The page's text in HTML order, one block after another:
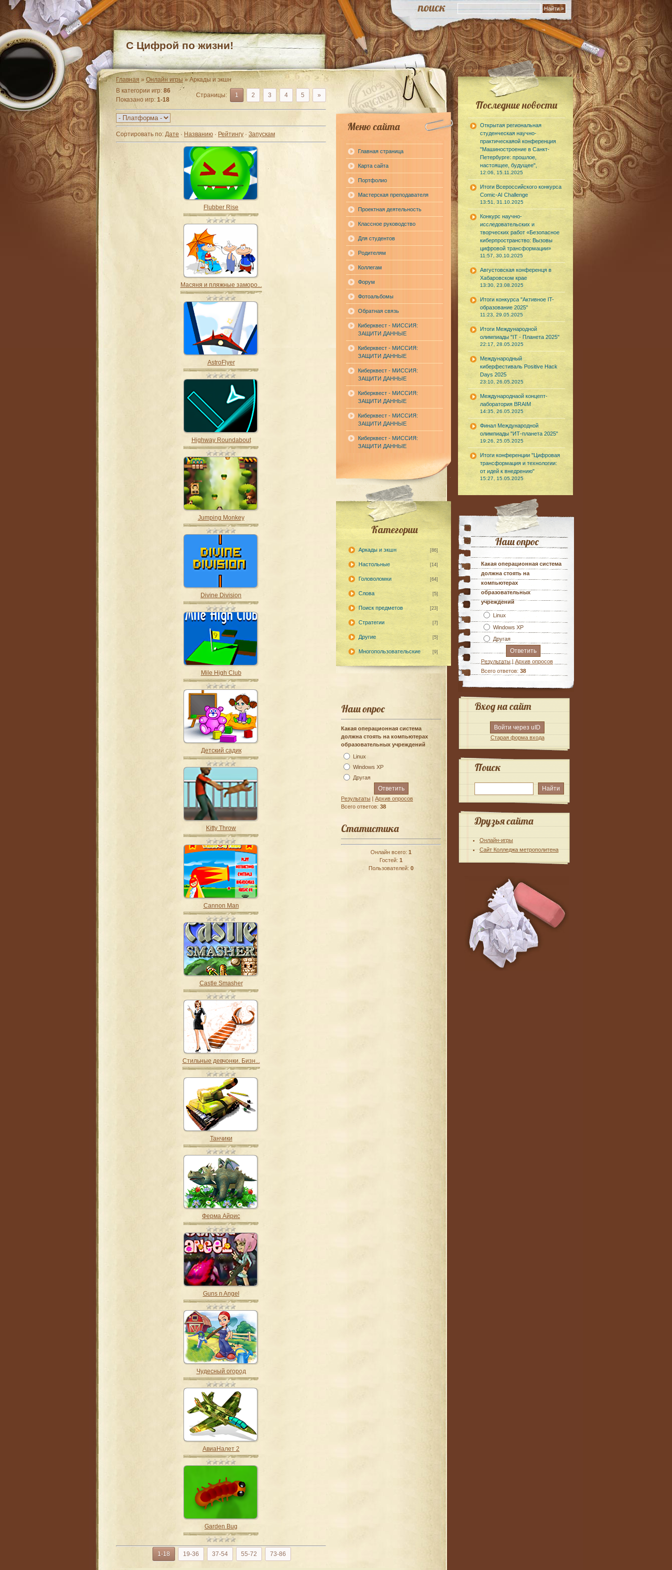
С Цифрой по жизни!
Главная » Онлайн игры» Аркады и экшн
В категории игр: 86
Показано игр: 1-18
Страницы: 1 2 3 4 5 »
Сортировать по: Дате · Названию · Рейтингу · Запускам
Flubber Rise
Масяня и пляжные заморо...
AstroFlyer
Highway Roundabout
Jumping Monkey
Divine Division
Mile High Club
Детский садик
Kitty Throw
Cannon Man
Castle Smasher
Стильные девчонки. Бизн...
Танчики
Ферма Айрис
Guns n Angel
Чудесный огород
АвиаНалет 2
Garden Bug
1-18 19-36 37-54 55-72 73-86
Меню сайта
Главная страница
Карта сайта
Портфолио
Мастерская преподавателя
Проектная деятельность
Классное руководство
Для студентов
Родителям
Коллегам
Форум
Фотоальбомы
Обратная связь
Киберквест - МИССИЯ:
ЗАЩИТИ ДАННЫЕ
Киберквест - МИССИЯ:
ЗАЩИТИ ДАННЫЕ
Киберквест - МИССИЯ:
ЗАЩИТИ ДАННЫЕ
Киберквест - МИССИЯ:
ЗАЩИТИ ДАННЫЕ
Киберквест - МИССИЯ:
ЗАЩИТИ ДАННЫЕ
Киберквест - МИССИЯ:
ЗАЩИТИ ДАННЫЕ
Категории
Аркады и экшн [86]
Настольные [14]
Головоломки [64]
Слова [5]
Поиск предметов [23]
Стратегии [7]
Другие [5]
Многопользовательские [9]
Наш опрос
Какая операционная система
должна стоять на компьютерах
образовательных учреждений
Linux
Windows XP
Другая
Результаты | Архив опросов
Всего ответов: 38
Статистика
Онлайн всего: 1
Гостей: 1
Пользователей: 0
Последние новости
Открытая региональная
студенческая научно-
практическаяой конференция
"Машиностроение в Санкт-
Петербурге: прошлое,
настоящее, будущее",
12:06, 15.11.2025
Итоги Всероссийского конкурса
Comic-AI Challenge
13:51, 31.10.2025
Конкурс научно-
исследовательских и
творческих работ «Безопасное
киберпространство: Вызовы
цифровой трансформации»
11:57, 30.10.2025
Августовская конференця в
Хабаровском крае
13:30, 23.08.2025
Итоги конкурса "Активное IT-
образование 2025"
11:23, 29.05.2025
Итоги Международной
олимпиады "IT - Планета 2025"
22:17, 28.05.2025
Международный
киберфестиваль Positive Hack
Days 2025
23:10, 26.05.2025
Международнаой концепт-
лаборатория BRAIM
14:35, 26.05.2025
Финал Международной
олимпиады "ИТ-планета 2025"
19:26, 25.05.2025
Итоги конференции "Цифровая
трансформация и технологии:
от идей к внедрению"
15:27, 15.05.2025
Наш опрос
Какая операционная система
должна стоять на
компьютерах
образовательных
учреждений
Linux
Windows XP
Другая
Результаты | Архив опросов
Всего ответов: 38
Вход на сайт
Войти через uID
Старая форма входа
Поиск
Друзья сайта
Онлайн-игры
Сайт Колледжа метрополитена